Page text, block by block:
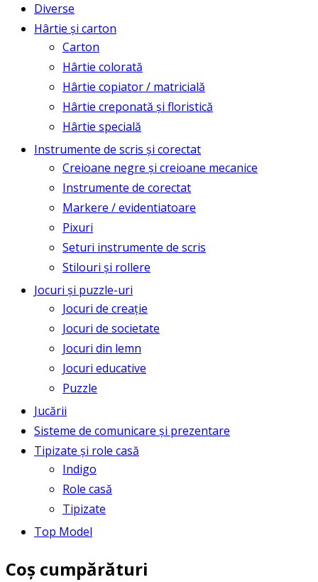
Diverse
Hârtie și carton
Carton
Hârtie colorată
Hârtie copiator / matricială
Hârtie creponată și floristică
Hârtie specială
Instrumente de scris și corectat
Creioane negre și creioane mecanice
Instrumente de corectat
Markere / evidentiatoare
Pixuri
Seturi instrumente de scris
Stilouri și rollere
Jocuri și puzzle-uri
Jocuri de creație
Jocuri de societate
Jocuri din lemn
Jocuri educative
Puzzle
Jucării
Sisteme de comunicare și prezentare
Tipizate și role casă
Indigo
Role casă
Tipizate
Top Model
Coș cumpărături